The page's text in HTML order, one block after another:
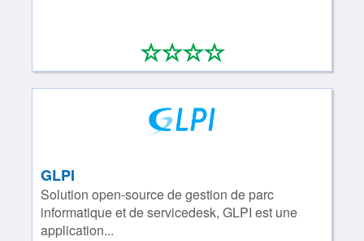
****
0/4
GLPI
Solution open-­source de gestion de parc
informatique et de servicedesk, GLPI est une
application...